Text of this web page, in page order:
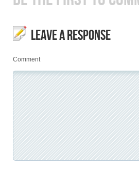
LEAVE A RESPONSE
Comment